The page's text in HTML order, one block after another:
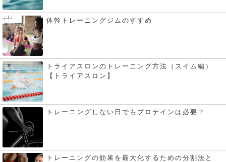
体幹トレーニングジムのすすめ
トライアスロンのトレーニング方法（スイム編）
【トライアスロン】
トレーニングしない日でもプロテインは必要？
トレーニングの効果を最大化するための分割法と